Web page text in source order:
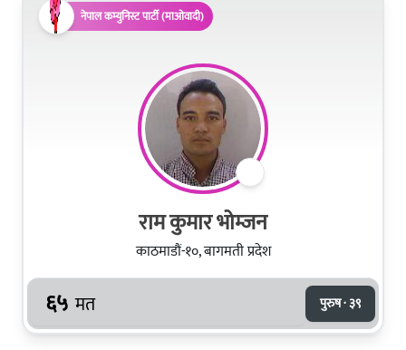
नेपाल कम्युनिस्ट पार्टी (माओवादी)
राम कुमार भोम्‍जन
काठमाडौं-१०, बागमती प्रदेश
६५ मत पुरुष · ३९